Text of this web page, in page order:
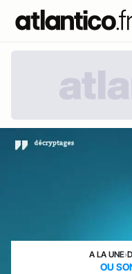
A LA UNE›
OU